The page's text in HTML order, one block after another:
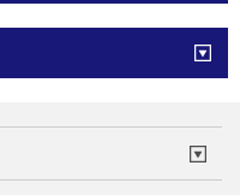
窓口の混雑状況
ご意見・ご要望